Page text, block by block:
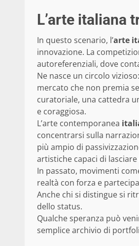
L’arte italiana
In questo scenario, l’arte
innovazione. La
autoreferenziali, dove
Ne nasce un circolo
mercato che non premia
curatoriale, una cattedra
e coraggiosa.
L’arte contemporanea
concentrarsi sulla
più ampio di
artistiche capaci di lasciare
In passato, movimenti
realtà con forza e
Anche chi si distingue si
dello status.
Qualche speranza può
semplice archivio di